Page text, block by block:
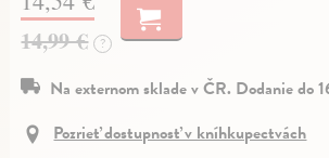
14,99 €
?
Na externom sklade v ČR. Dodanie do
Pozrieť dostupnosť v kníhkupectvách